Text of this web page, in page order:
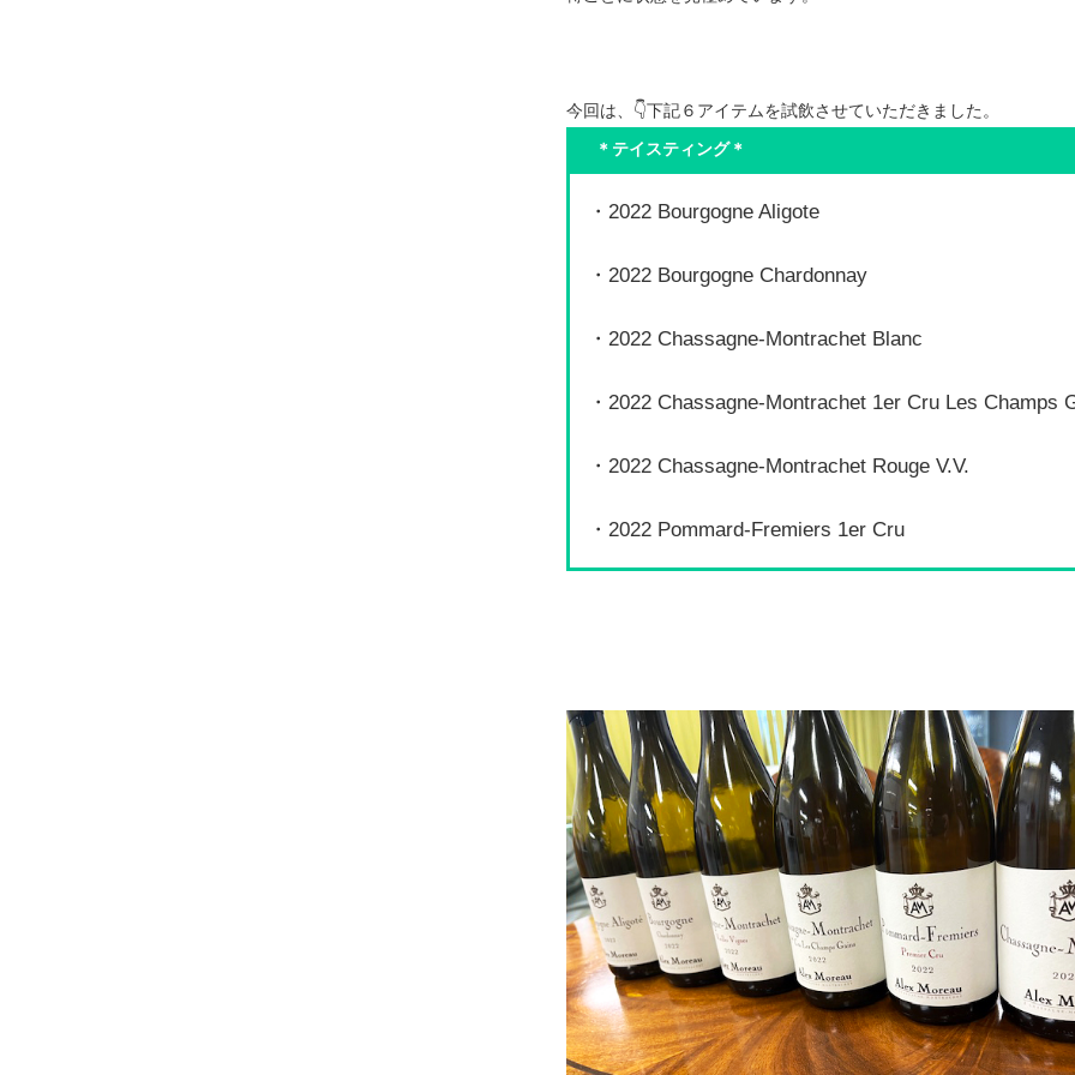
今回は、👇下記６アイテムを試飲させていただきました。
＊テイスティング＊
・2022 Bourgogne Aligote
・2022 Bourgogne Chardonnay
・2022 Chassagne-Montrachet Blanc
・2022 Chassagne-Montrachet 1er Cru Les Champs
・2022 Chassagne-Montrachet Rouge V.V.
・2022 Pommard-Fremiers 1er Cru